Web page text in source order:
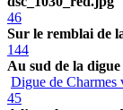
46
Sur le remblai de
144
Au sud de la
Digue de Charmes
45